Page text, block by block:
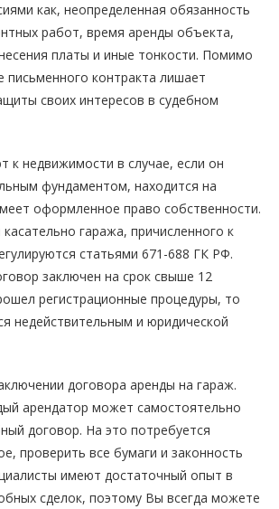
как, неопределенная обязанность
работ, время аренды объекта,
платы и иные тонкости. Помимо
письменного контракта лишает
своих интересов в судебном
к недвижимости в случае, если он
фундаментом, находится на
оформленное право собственности.
гаража, причисленного к
статьями 671-688 ГК РФ.
заключен на срок свыше 12
регистрационные процедуры, то
недействительным и юридической
договора аренды на гараж.
арендатор может самостоятельно
договор. На это потребуется
проверить все бумаги и законность
имеют достаточный опыт в
сделок, поэтому Вы всегда можете